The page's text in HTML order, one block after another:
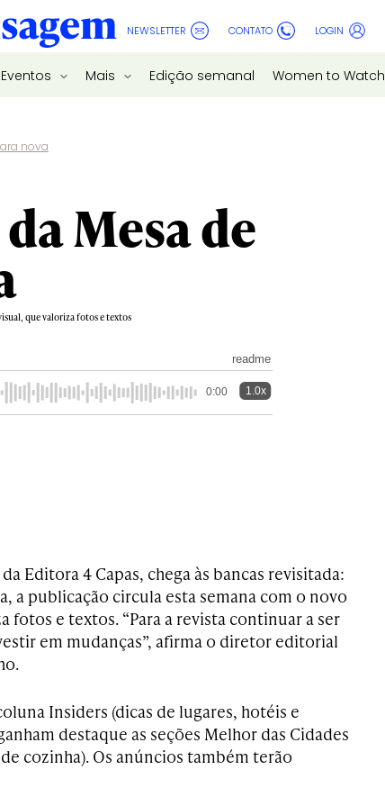
NEWSLETTER CONTATO LOGIN
Eventos Mais Edição semanal Women to Watch
nova
Mesa de
que valoriza fotos e textos
readme
0:00 1.0x
Editora 4 Capas, chega às bancas revisitada:
a publicação circula esta semana com o novo
fotos e textos. “Para a revista continuar a ser
em mudanças”, afirma o diretor editorial
Insiders (dicas de lugares, hotéis e
destaque as seções Melhor das Cidades
cozinha). Os anúncios também terão